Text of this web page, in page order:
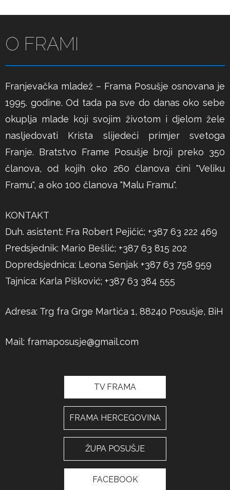
O FRAMI
Franjevačka mladež – Frama Posušje osnovana je
1995. godine. Od tada pa sve do danas oko sebe
okuplja mlade koji svojim životom i djelom žele
nasljedovati Krista slijedeći primjer svetoga
Franje. Bratstvo Frame Posušje broji preko 350
članova, od kojih oko 260 članova čini "Veliku
Framu", a oko 100 članova "Malu Framu".
KONTAKT
Duh. asistent: Fra Robert Pejičić; +387 63 222 469
Predsjednik: Mario Bešlić; +387 63 815 202
Dopredsjednica: Leona Senjak +387 63 758 959
Tajnica: Karla Pišković; +387 63 384 555
Adresa: Trg fra Grge Martića 1, 88240 Posušje, BiH
Mail: framaposusje@gmail.com
TV FRAMA
FRAMA HERCEGOVINA
ŽUPA POSUŠJE
FACEBOOK